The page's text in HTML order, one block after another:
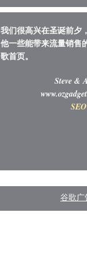
我们很高兴在圣诞前夕
他一些能带来流量销售
歌首页。
Steve &
SEO
谷歌广